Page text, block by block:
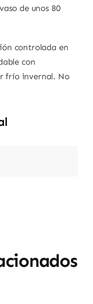
de unos 80
controlada en
con
frío invernal. No